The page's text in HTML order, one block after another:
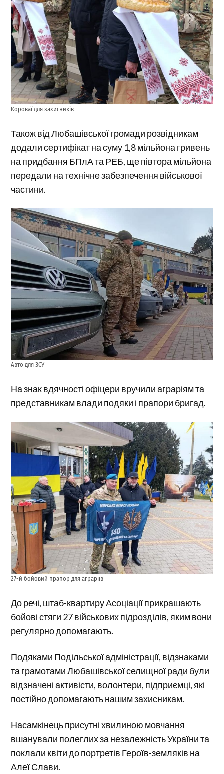
Короваї для захисників
Також від Любашівської громади розвідникам
додали сертифікат на суму 1,8 мільйона гривень
на придбання БПлА та РЕБ, ще півтора мільйона
передали на технічне забезпечення військової
частини.
Авто для ЗСУ
На знак вдячності офіцери вручили аграріям та
представникам влади подяки і прапори бригад.
27-й бойовий прапор для аграрїів
До речі, штаб-квартиру Асоціації прикрашають
бойові стяги 27 військових підрозділів, яким вони
регулярно допомагають.
Подяками Подільської адміністрації, відзнаками
та грамотами Любашівської селищної ради були
відзначені активісти, волонтери, підприємці, які
постійно допомагають нашим захисникам.
Насамкінець присутні хвилиною мовчання
вшанували полеглих за незалежність України та
поклали квіти до портретів Героїв-земляків на
Алеї Слави.